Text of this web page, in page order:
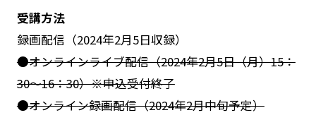
受講方法
録画配信（2024年2月5日収録）
●オンラインライブ配信（2024年2月5日（月）15：
30～16：30）※申込受付終了
●オンライン録画配信（2024年2月中旬予定）